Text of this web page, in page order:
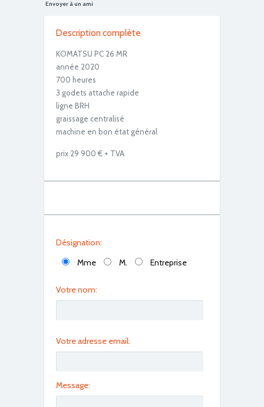
IMG_0458
IMG_0460
Envoyer à un ami
Description complète
KOMATSU PC 26 MR
année 2020
700 heures
3 godets attache rapide
ligne BRH
graissage centralisé
machine en bon état général
prix 29 900 € + TVA
Désignation:
Mme
M. Entreprise
Votre nom:
Votre adresse email:
Message: